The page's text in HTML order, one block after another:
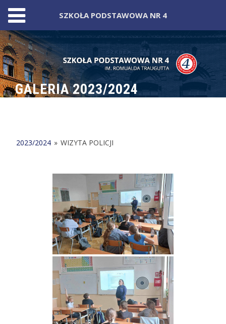
Skip
to
content
GALERIA 2023/2024
2023/2024 » WIZYTA POLICJI
SZKOŁA PODSTAWOWA NR 4